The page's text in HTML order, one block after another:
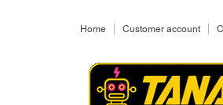
Home Customer account